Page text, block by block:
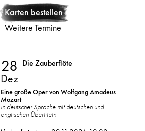
Karten bestellen
Weitere Termine
28
Dez
Die Zauberflöte
Eine große Oper von Wolfgang Amadeus
Mozart
In deutscher Sprache mit deutschen und
englischen Übertiteln